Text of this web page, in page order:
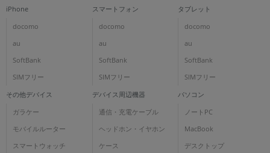
iPhone
docomo
au
SoftBank
SIMフリー
スマートフォン
docomo
au
SoftBank
SIMフリー
タブレット
docomo
au
SoftBank
SIMフリー
その他デバイス
ガラケー
モバイルルーター
スマートウォッチ
デバイス周辺機器
通信・充電ケーブル
ヘッドホン・イヤホン
ケース
パソコン
ノートPC
MacBook
デスクトップ